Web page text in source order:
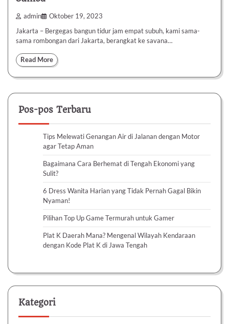
admin Oktober 19, 2023
Jakarta – Bergegas bangun tidur jam empat subuh, kami sama-
sama rombongan dari Jakarta, berangkat ke savana…
Read More
Pos-pos Terbaru
Tips Melewati Genangan Air di Jalanan dengan Motor
agar Tetap Aman
Bagaimana Cara Berhemat di Tengah Ekonomi yang
Sulit?
6 Dress Wanita Harian yang Tidak Pernah Gagal Bikin
Nyaman!
Pilihan Top Up Game Termurah untuk Gamer
Plat K Daerah Mana? Mengenal Wilayah Kendaraan
dengan Kode Plat K di Jawa Tengah
Kategori